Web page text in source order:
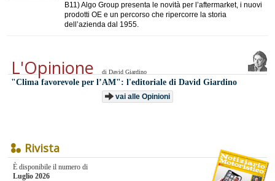
B11) Algo Group presenta le novità per l’aftermarket, i nuovi
prodotti OE e un percorso che ripercorre la storia
dell’azienda dal 1955.
L'Opinione di David Giardino
"​Clima favorevole per l’AM": l'editoriale di David Giardino
vai alle Opinioni
Rivista
È disponibile il numero di
Luglio 2026